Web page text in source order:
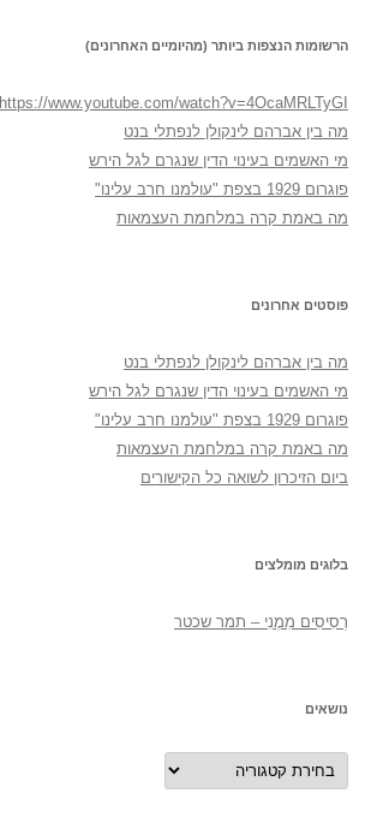
הרשומות הנצפות ביותר (מהיומיים האחרונים)
https://www.youtube.com/watch?v=4OcaMRLTyGI
מה בין אברהם לינקולן לנפתלי בנט
מי האשמים בעינוי הדין שנגרם לגל הירש
פוגרום 1929 בצפת "עולמנו חרב עלינו"
מה באמת קרה במלחמת העצמאות
פוסטים אחרונים
מה בין אברהם לינקולן לנפתלי בנט
מי האשמים בעינוי הדין שנגרם לגל הירש
פוגרום 1929 בצפת "עולמנו חרב עלינו"
מה באמת קרה במלחמת העצמאות
ביום הזיכרון לשואה כל הקישורים
בלוגים מומלצים
רְסִיסִים מִמֶנִי – תמר שכטר
נושאים
נושאים